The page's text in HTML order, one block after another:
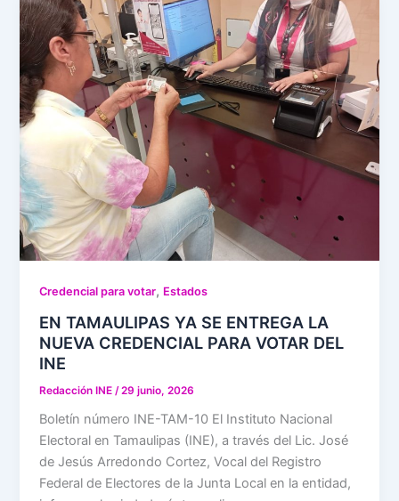
Credencial para votar, Estados
EN TAMAULIPAS YA SE ENTREGA LA
NUEVA CREDENCIAL PARA VOTAR DEL
INE
Redacción INE /29 junio, 2026
Boletín número INE-TAM-10 El Instituto Nacional
Electoral en Tamaulipas (INE), a través del Lic. José
de Jesús Arredondo Cortez, Vocal del Registro
Federal de Electores de la Junta Local en la entidad,